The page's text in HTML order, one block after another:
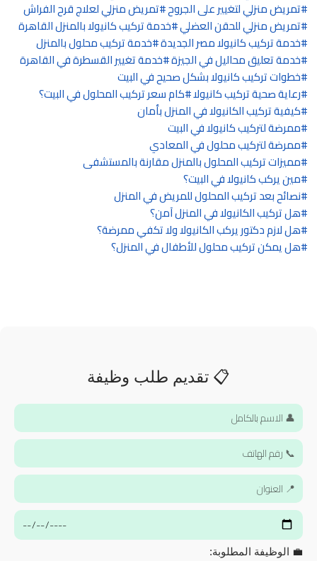
تمريض منزلي لتغيير على الجروح تمريض منزلي لعلاج قرح الفراش
تمريض منزلي للحقن العضلي خدمة تركيب كانيولا بالمنزل القاهرة
خدمة تركيب كانيولا مصر الجديدة خدمة تركيب محلول بالمنزل
خدمة تعليق محاليل في الجيزة خدمة تغيير القسطرة في القاهرة
خطوات تركيب كانيولا بشكل صحيح في البيت
رعاية صحية تركيب كانيولا كام سعر تركيب المحلول في البيت؟
كيفية تركيب الكانيولا في المنزل بأمان
ممرضة لتركيب كانيولا في البيت
ممرضة لتركيب محلول في المعادي
مميزات تركيب المحلول بالمنزل مقارنة بالمستشفى
مين يركب كانيولا في البيت؟
نصائح بعد تركيب المحلول للمريض في المنزل
هل تركيب الكانيولا في المنزل آمن؟
هل لازم دكتور يركب الكانيولا ولا تكفي ممرضة؟
هل يمكن تركيب محلول للأطفال في المنزل؟
📋 تقديم طلب وظيفة
💼 الوظيفة المطلوبة: